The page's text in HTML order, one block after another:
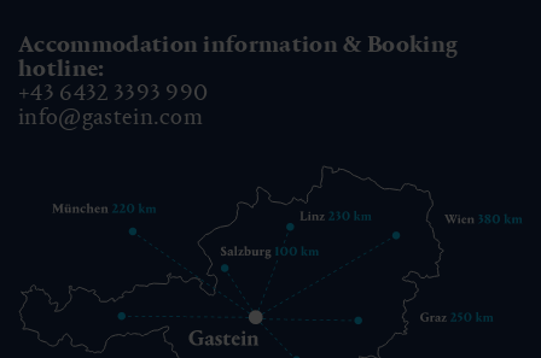
Accommodation information & Booking
hotline:
+43 6432 3393 990
info@gastein.com